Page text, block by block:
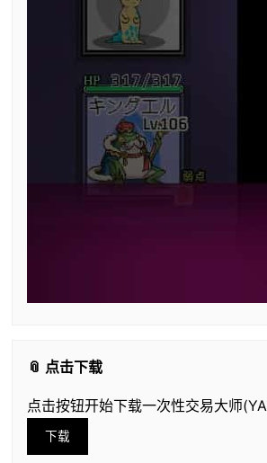
📎 点击下载
点击按钮开始下载一次性交易大师
下载